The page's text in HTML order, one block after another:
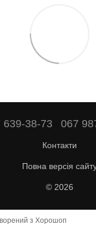
639-38-73 067
Контакти
Повна версія
© 2026
з Хорошоп